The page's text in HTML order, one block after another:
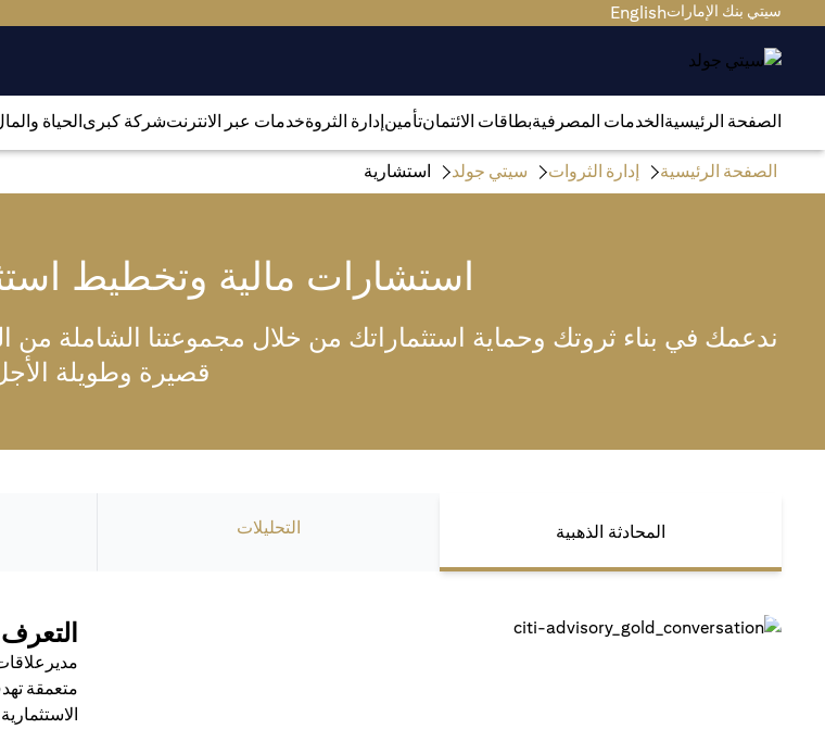
سيتي بنك الإماراتEnglish
الصفحة الرئيسيةالخدمات المصرفيةبطاقات الائتمانتأمينإدارة الثروةخدمات عبر الانترنتشركة كبرىالحياة
الصفحة الرئيسية إدارة الثروات سيتي جولد استشارية
استشارات مالية وتخطيط
ندعمك في بناء ثروتك وحماية استثماراتك من خلال مجموعتنا الشاملة من
قصيرة وطويلة
المحادثة الذهبية التحليلات
متعمقة